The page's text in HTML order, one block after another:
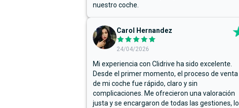
nuestro coche.
Carol Hernandez
24/04/2026
Mi experiencia con Clidrive ha sido excelente.
Desde el primer momento, el proceso de venta
de mi coche fue rápido, claro y sin
complicaciones. Me ofrecieron una valoración
justa y se encargaron de todas las gestiones, lo